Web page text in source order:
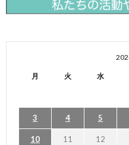
月 火 水
3 4 5
10 11 12